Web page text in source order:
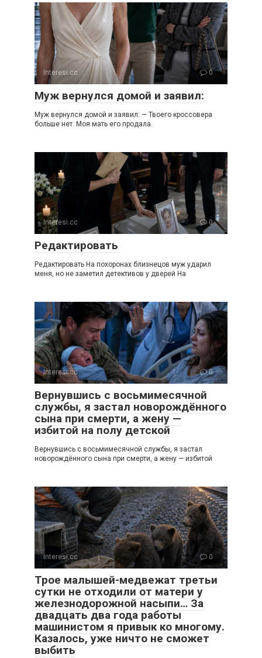
Interesi.cc 0
Муж вернулся домой и заявил:
Муж вернулся домой и заявил: — Твоего кроссовера
больше нет. Моя мать его продала.
Interesi.cc 0
Редактировать
Редактировать На похоронах близнецов муж ударил
меня, но не заметил детективов у дверей На
Interesi.cc 0
Вернувшись с восьмимесячной
службы, я застал новорождённого
сына при смерти, а жену —
избитой на полу детской
Вернувшись с восьмимесячной службы, я застал
новорождённого сына при смерти, а жену — избитой
Interesi.cc 0
Трое малышей-медвежат третьи
сутки не отходили от матери у
железнодорожной насыпи… За
двадцать два года работы
машинистом я привык ко многому.
Казалось, уже ничто не сможет
выбить